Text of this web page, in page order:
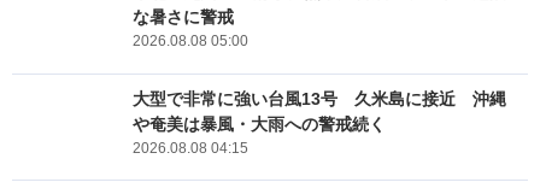
な暑さに警戒
2026.08.08 05:00
大型で非常に強い台風13号 久米島に接近 沖縄
や奄美は暴風・大雨への警戒続く
2026.08.08 04:15